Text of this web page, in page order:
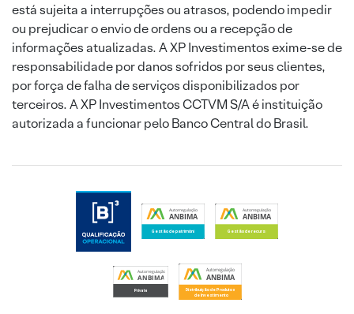
está sujeita a interrupções ou atrasos, podendo impedir
ou prejudicar o envio de ordens ou a recepção de
informações atualizadas. A XP Investimentos exime-se de
responsabilidade por danos sofridos por seus clientes,
por força de falha de serviços disponibilizados por
terceiros. A XP Investimentos CCTVM S/A é instituição
autorizada a funcionar pelo Banco Central do Brasil.